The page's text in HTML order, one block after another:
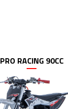
PRO RACING 90CC